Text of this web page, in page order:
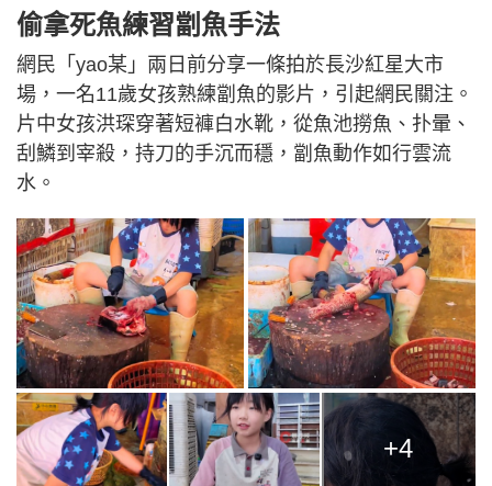
偷拿死魚練習劏魚手法
網民「yao某」兩日前分享一條拍於長沙紅星大市
場，一名11歲女孩熟練劏魚的影片，引起網民關注。
片中女孩洪琛穿著短褲白水靴，從魚池撈魚、扑暈、
刮鱗到宰殺，持刀的手沉而穩，劏魚動作如行雲流
水。
+4